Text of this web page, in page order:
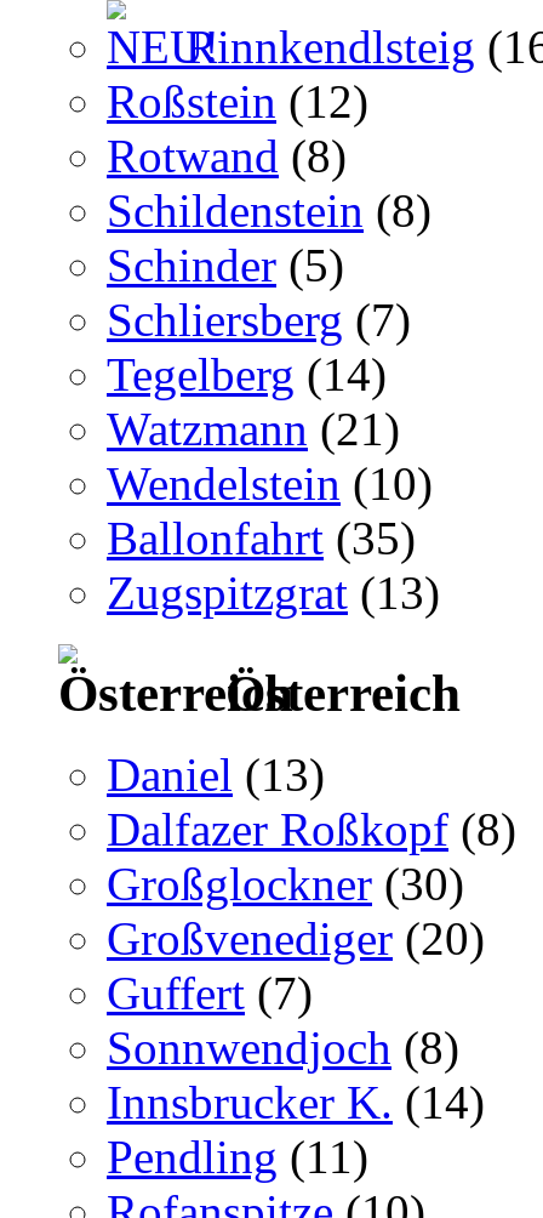
Rinnkendlsteig
Roßstein (12)
Rotwand (8)
Schildenstein (8)
Schinder (5)
Schliersberg (7)
Tegelberg (14)
Watzmann (21)
Wendelstein (10)
Ballonfahrt (35)
Zugspitzgrat (13)
Österreich
Daniel (13)
Dalfazer Roßkopf (8)
Großglockner (30)
Großvenediger (20)
Guffert (7)
Sonnwendjoch (8)
Innsbrucker K. (14)
Pendling (11)